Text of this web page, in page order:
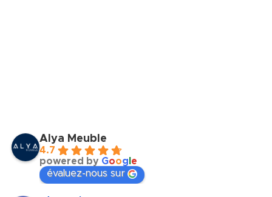
Alya Meuble
4.7
powered by Goog e
évaluez-nous sur